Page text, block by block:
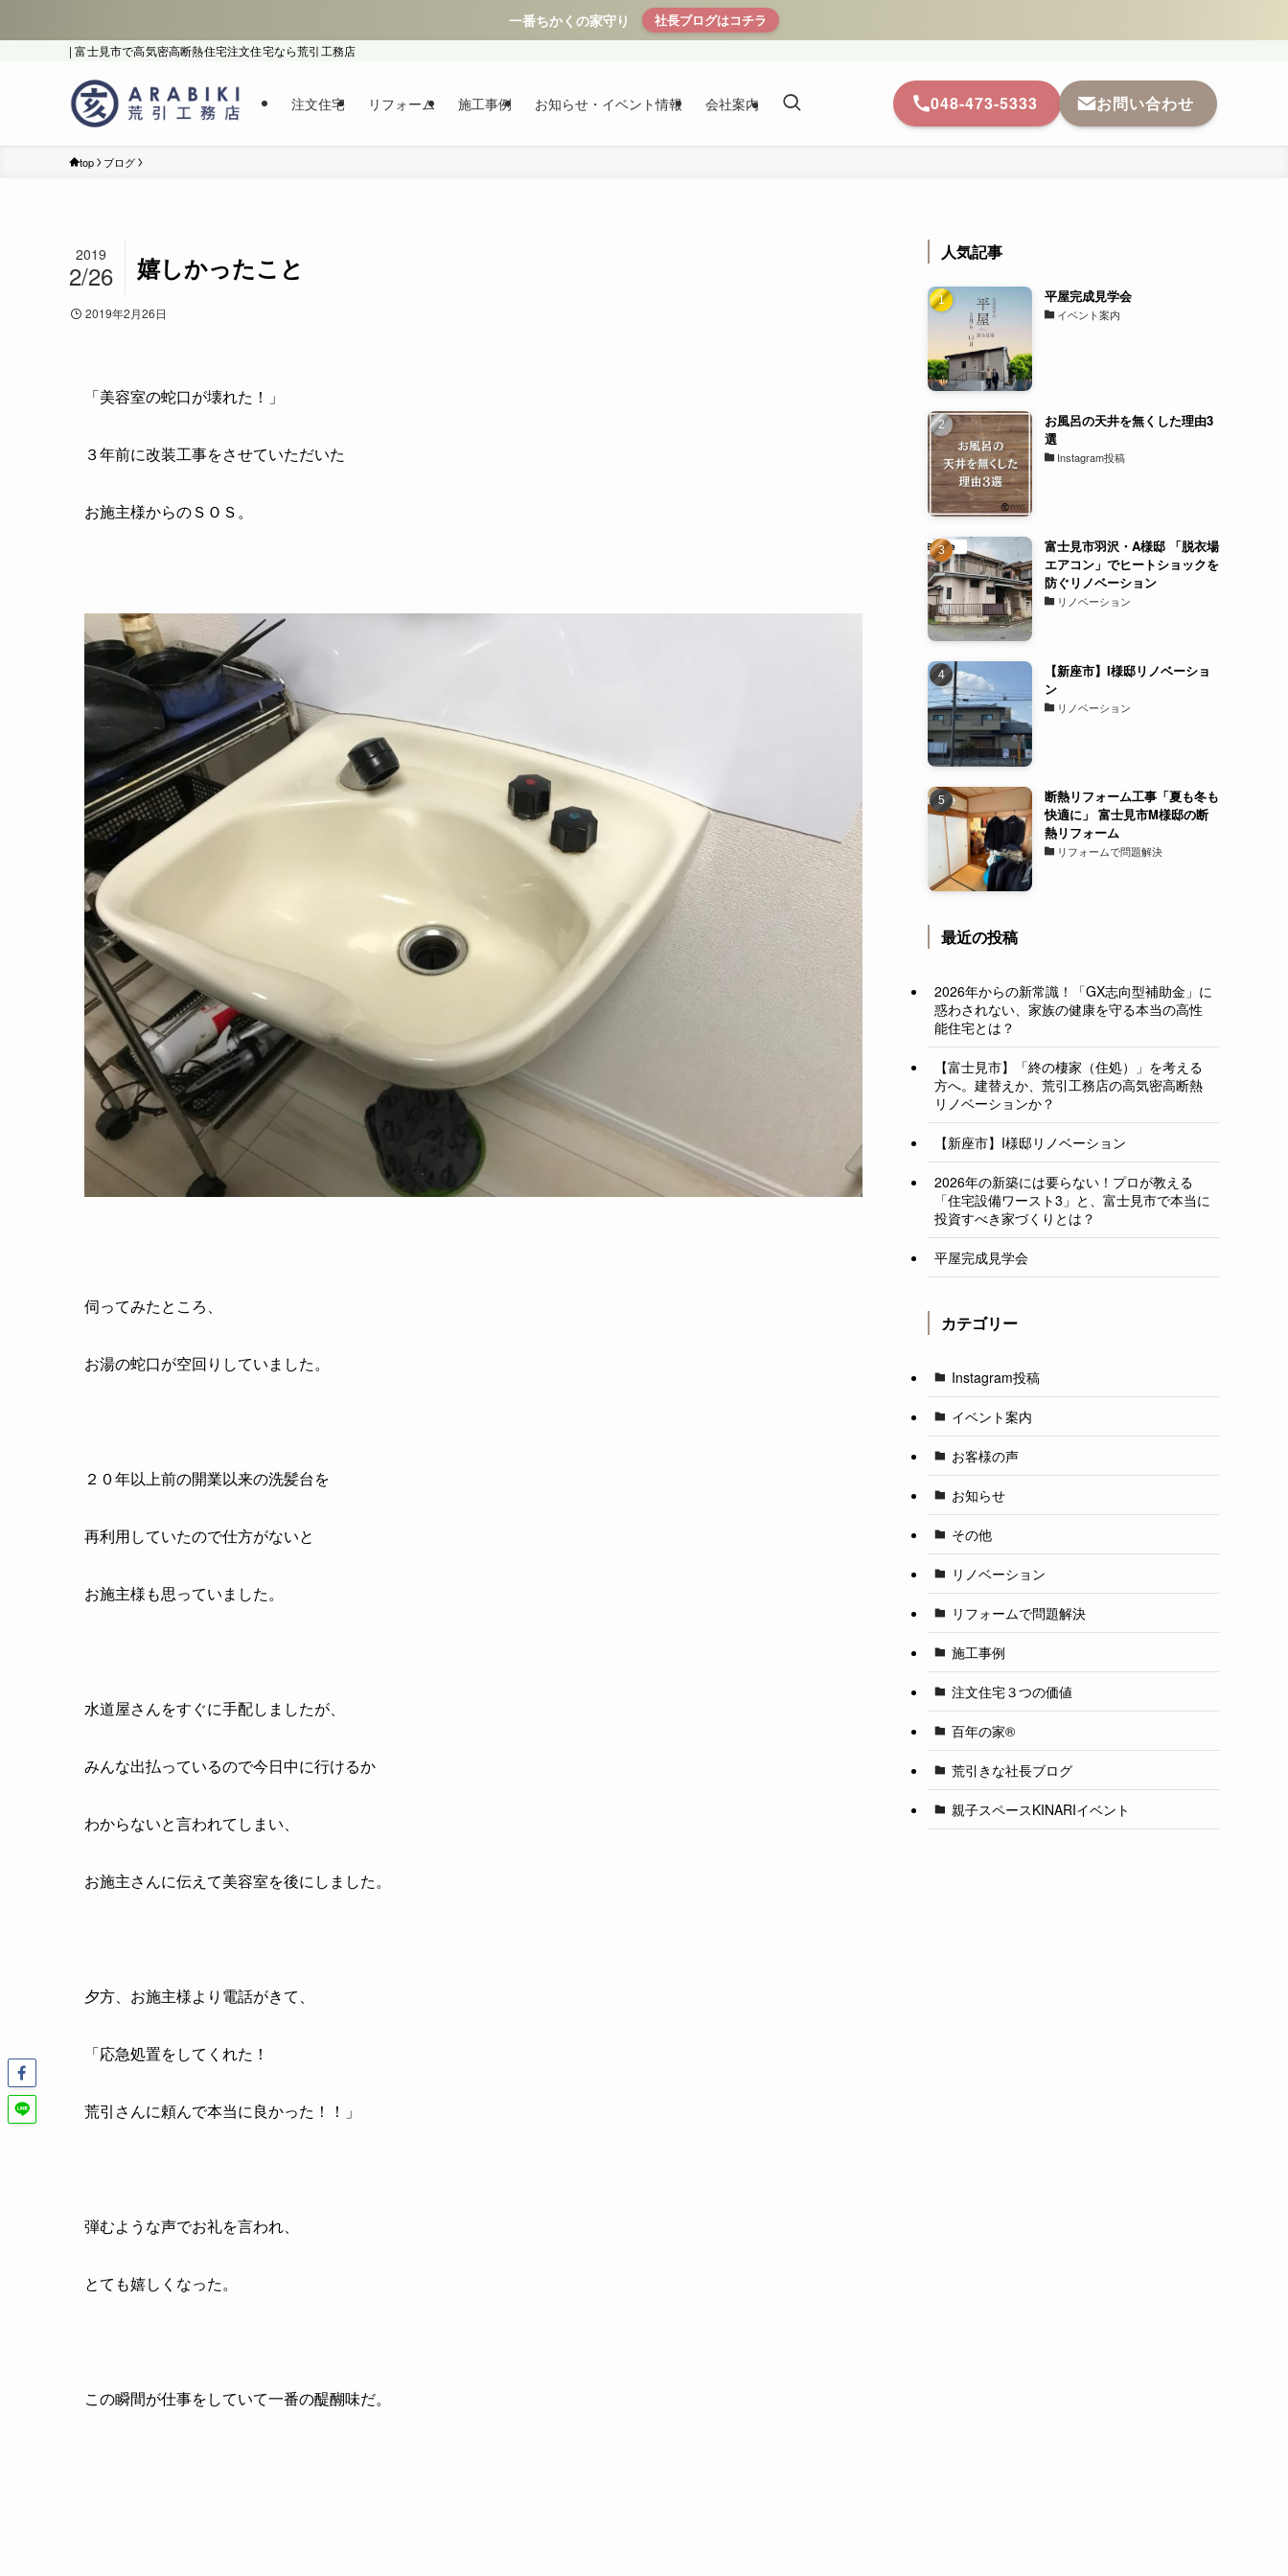
一番ちかくの家守り 社長ブログはコチラ
| 富士見市で高気密高断熱住宅注文住宅なら荒引工務店
注文住宅 リフォーム 施工事例 お知らせ・イベント情報 会社案内 048-473-5333 お問い合わせ
top ブログ
嬉しかったこと
2019
2/26
2019年2月26日
「美容室の蛇口が壊れた！」
３年前に改装工事をさせていただいた
お施主様からのＳＯＳ。
伺ってみたところ、
お湯の蛇口が空回りしていました。
２０年以上前の開業以来の洗髪台を
再利用していたので仕方がないと
お施主様も思っていました。
水道屋さんをすぐに手配しましたが、
みんな出払っているので今日中に行けるか
わからないと言われてしまい、
お施主さんに伝えて美容室を後にしました。
夕方、お施主様より電話がきて、
「応急処置をしてくれた！
荒引さんに頼んで本当に良かった！！」
弾むような声でお礼を言われ、
とても嬉しくなった。
この瞬間が仕事をしていて一番の醍醐味だ。
人気記事
平屋完成見学会
イベント案内
お風呂の天井を無くした理由3
選
Instagram投稿
富士見市羽沢・A様邸 「脱衣場
エアコン」でヒートショックを
防ぐリノベーション
リノベーション
【新座市】I様邸リノベーショ
ン
リノベーション
断熱リフォーム工事「夏も冬も
快適に」 富士見市M様邸の断
熱リフォーム
リフォームで問題解決
最近の投稿
2026年からの新常識！「GX志向型補助金」に
惑わされない、家族の健康を守る本当の高性
能住宅とは？
【富士見市】「終の棲家（住処）」を考える
方へ。建替えか、荒引工務店の高気密高断熱
リノベーションか？
【新座市】I様邸リノベーション
2026年の新築には要らない！プロが教える
「住宅設備ワースト3」と、富士見市で本当に
投資すべき家づくりとは？
平屋完成見学会
カテゴリー
Instagram投稿
イベント案内
お客様の声
お知らせ
その他
リノベーション
リフォームで問題解決
施工事例
注文住宅３つの価値
百年の家®️
荒引きな社長ブログ
親子スペースKINARIイベント